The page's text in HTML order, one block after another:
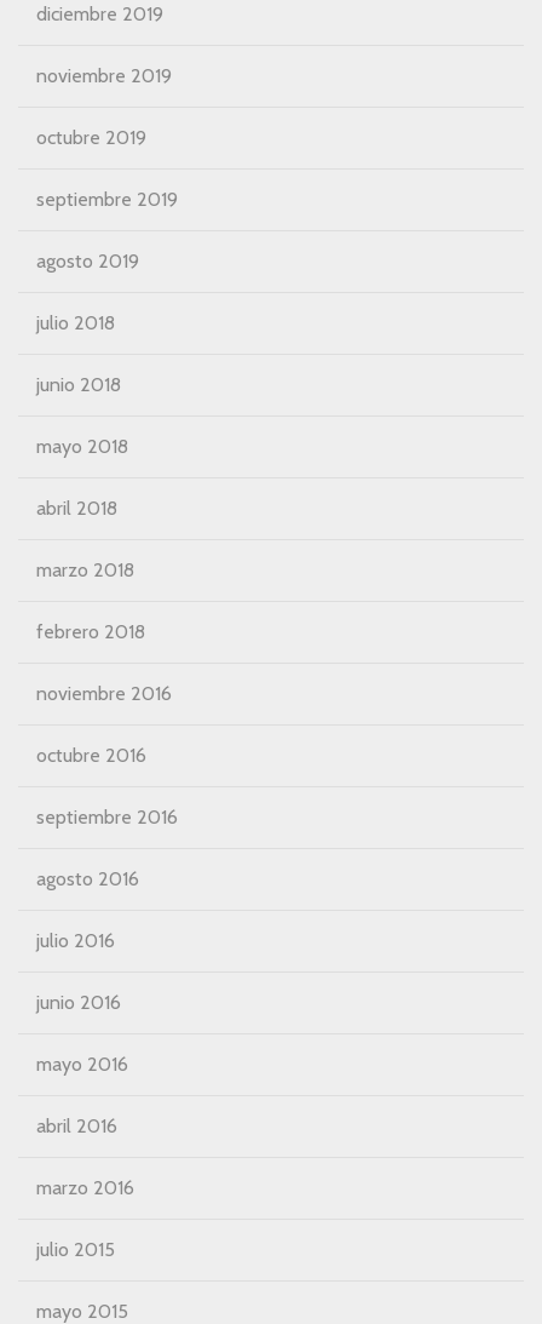
diciembre 2019
noviembre 2019
octubre 2019
septiembre 2019
agosto 2019
julio 2018
junio 2018
mayo 2018
abril 2018
marzo 2018
febrero 2018
noviembre 2016
octubre 2016
septiembre 2016
agosto 2016
julio 2016
junio 2016
mayo 2016
abril 2016
marzo 2016
julio 2015
mayo 2015